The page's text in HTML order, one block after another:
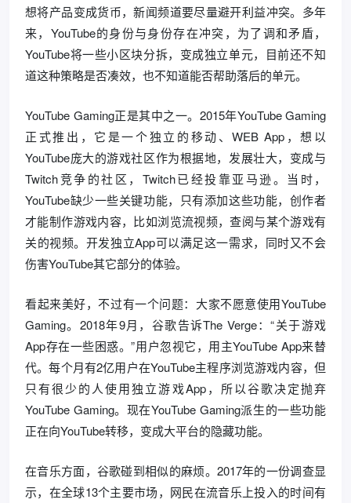
想将产品变成货币，新闻频道要尽量避开利益冲突。多年
来，YouTube的身份与身份存在冲突，为了调和矛盾，
YouTube将一些小区块分拆，变成独立单元，目前还不知
道这种策略是否凑效，也不知道能否帮助落后的单元。
YouTube Gaming正是其中之一。2015年YouTube Gaming
正式推出，它是一个独立的移动、WEB App，想以
YouTube庞大的游戏社区作为根据地，发展壮大，变成与
Twitch竞争的社区，Twitch已经投靠亚马逊。当时，
YouTube缺少一些关键功能，只有添加这些功能，创作者
才能制作游戏内容，比如浏览流视频，查阅与某个游戏有
关的视频。开发独立App可以满足这一需求，同时又不会
伤害YouTube其它部分的体验。
看起来美好，不过有一个问题：大家不愿意使用YouTube
Gaming。2018年9月，谷歌告诉The Verge：“关于游戏
App存在一些困惑。”用户忽视它，用主YouTube App来替
代。每个月有2亿用户在YouTube主程序浏览游戏内容，但
只有很少的人使用独立游戏App，所以谷歌决定抛弃
YouTube Gaming。现在YouTube Gaming派生的一些功能
正在向YouTube转移，变成大平台的隐藏功能。
在音乐方面，谷歌碰到相似的麻烦。2017年的一份调查显
示，在全球13个主要市场，网民在流音乐上投入的时间有